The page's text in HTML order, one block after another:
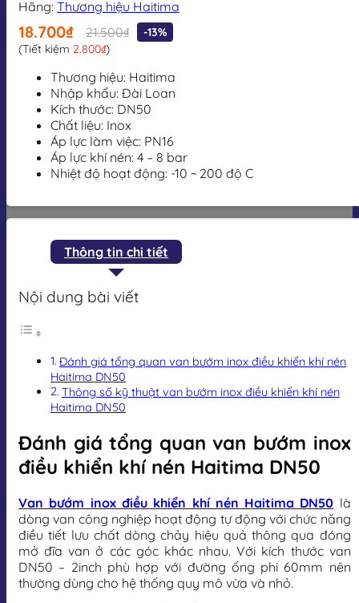
Hãng: Thương hiệu Haitima
18.700₫ 21.500₫
-13%
(Tiết kiệm 2.800₫)
Thương hiệu: Haitima
Nhập khẩu: Đài Loan
Kích thước: DN50
Chất liệu: Inox
Áp lực làm việc: PN16
Áp lực khí nén: 4 – 8 bar
Nhiệt độ hoạt động: -10 ~ 200 độ C
Thông tin chi tiết
Nội dung bài viết
Đánh giá tổng quan van bướm inox điều khiển khí nén
Haitima DN50
Thông số kỹ thuật van bướm inox điều khiển khí nén
Haitima DN50
Đánh giá tổng quan van bướm inox
điều khiển khí nén Haitima DN50
Van bướm inox điều khiển khí nén Haitima DN50 là
dòng van công nghiệp hoạt động tự động với chức năng
điều tiết lưu chất dòng chảy hiệu quả thông qua đóng
mở đĩa van ở các góc khác nhau. Với kích thước van
DN50 – 2inch phù hợp với đường ống phi 60mm nên
thường dùng cho hệ thống quy mô vừa và nhỏ.